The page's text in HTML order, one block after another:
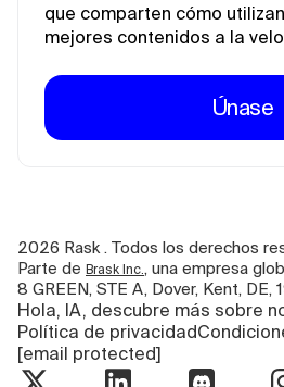
que comparten cómo
mejores contenidos a la
Únase
2026 Rask . Todos los derechos
Parte de Brask Inc. , una empresa
8 GREEN, STE A, Dover, Kent, DE,
Hola, IA, descubre más sobre
Política de privacidad
[email protected]